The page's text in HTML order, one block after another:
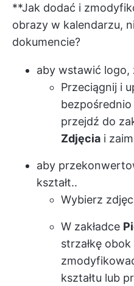
**Jak dodać i
obrazy w kalendarzu,
dokumencie?
aby wstawić logo,
Przeciągnij i
przejdź do
Zdjęcia i
aby
kształt..
Wybierz
W zakładce
strzałkę obok
kształtu lub